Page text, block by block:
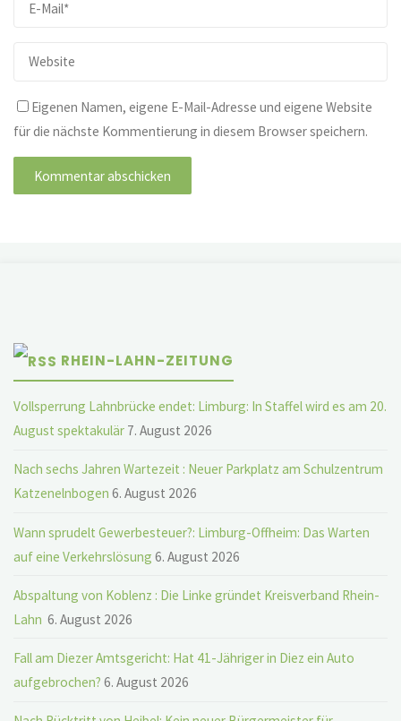
Eigenen Namen, eigene E-Mail-Adresse und eigene Website
für die nächste Kommentierung in diesem Browser speichern.
RHEIN-LAHN-ZEITUNG
Vollsperrung Lahnbrücke endet: Limburg: In Staffel wird es am 20.
August spektakulär 7. August 2026
Nach sechs Jahren Wartezeit : Neuer Parkplatz am Schulzentrum
Katzenelnbogen 6. August 2026
Wann sprudelt Gewerbesteuer?: Limburg-Offheim: Das Warten
auf eine Verkehrslösung 6. August 2026
Abspaltung von Koblenz : Die Linke gründet Kreisverband Rhein-
Lahn 6. August 2026
Fall am Diezer Amtsgericht: Hat 41-Jähriger in Diez ein Auto
aufgebrochen? 6. August 2026